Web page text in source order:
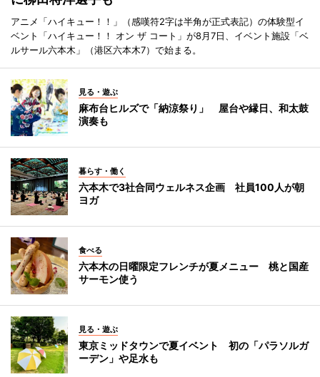
アニメ「ハイキュー！！」（感嘆符2字は半角が正式表記）の体験型イ
ベント「ハイキュー！！ オン ザ コート」が8月7日、イベント施設「ベ
ルサール六本木」（港区六本木7）で始まる。
見る・遊ぶ
麻布台ヒルズで「納涼祭り」 屋台や縁日、和太鼓
演奏も
暮らす・働く
六本木で3社合同ウェルネス企画 社員100人が朝
ヨガ
食べる
六本木の日曜限定フレンチが夏メニュー 桃と国産
サーモン使う
見る・遊ぶ
東京ミッドタウンで夏イベント 初の「パラソルガ
ーデン」や足水も